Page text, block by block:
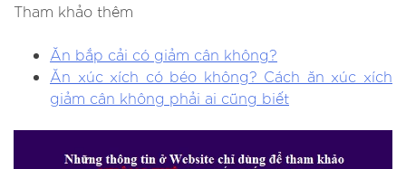
Tham khảo thêm
Ăn bắp cải có giảm cân không?
Ăn xúc xích có béo không? Cách ăn xúc xích
giảm cân không phải ai cũng biết